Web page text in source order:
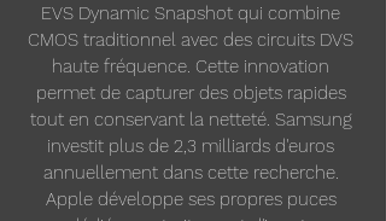
EVS Dynamic Snapshot qui combine
CMOS traditionnel avec des circuits DVS
haute fréquence. Cette innovation
permet de capturer des objets rapides
tout en conservant la netteté. Samsung
investit plus de 2,3 milliards d'euros
annuellement dans cette recherche.
Apple développe ses propres puces